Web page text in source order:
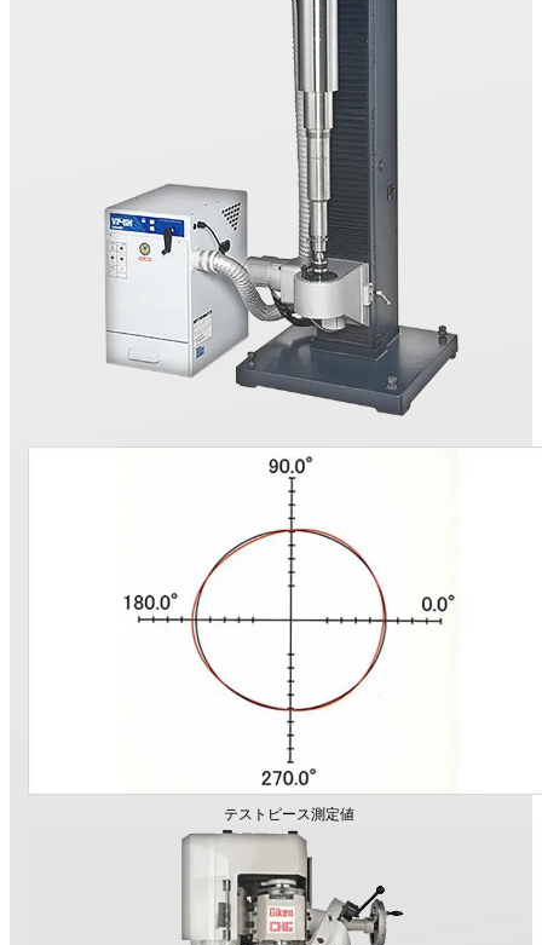
テストピース測定値